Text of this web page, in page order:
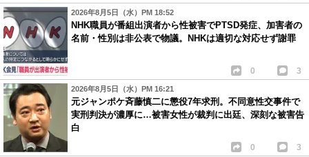
2026年8月5日（水）PM 18:52
NHK職員が番組出演者から性被害でPTSD発症、加害者の
名前・性別は非公表で物議。NHKは適切な対応せず謝罪
0 3
2026年8月5日（水）PM 16:21
元ジャンポケ斉藤慎二に懲役7年求刑。不同意性交事件で
実刑判決が濃厚に…被害女性が裁判に出廷、深刻な被害告
白
0 3